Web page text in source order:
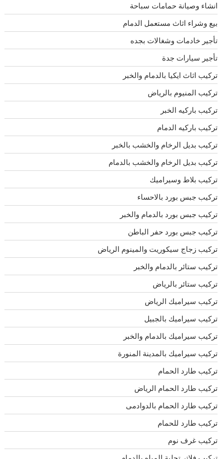
انشاء وصيانة حمامات سباحة
بيع وشراء اثاث مستعمل الدمام
تأجير خادمات وشغالات بجده
تأجير سيارات جدة
تركيب اثاث ايكيا بالدمام والخبر
تركيب المنيوم بالرياض
تركيب باركيه الخبر
تركيب باركيه الدمام
تركيب بديل الرخام والخشب بالخبر
تركيب بديل الرخام والخشب بالدمام
تركيب بلاط وسيراميك
تركيب جبس بورد بالاحساء
تركيب جبس بورد بالدمام والخبر
تركيب جبس بورد حفر الباطن
تركيب زجاج سيكوريت والمينوم الرياض
تركيب ستائر بالدمام والخبر
تركيب ستائر بالرياض
تركيب سيراميك الرياض
تركيب سيراميك بالجبيل
تركيب سيراميك بالدمام والخبر
تركيب سيراميك بالمدينة المنورة
تركيب طارد الحمام
تركيب طارد الحمام الرياض
تركيب طارد الحمام بالدوادمى
تركيب طارد للحمام
تركيب غرف نوم